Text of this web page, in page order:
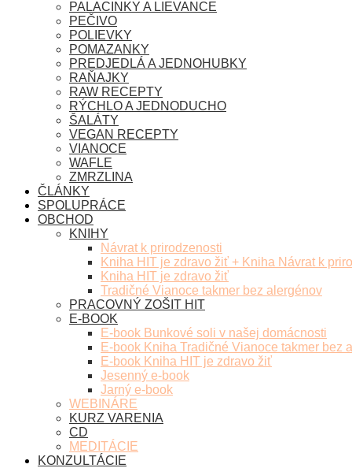
PALACINKY A LIEVANCE
PEČIVO
POLIEVKY
POMAZANKY
PREDJEDLÁ A JEDNOHUBKY
RAŇAJKY
RAW RECEPTY
RÝCHLO A JEDNODUCHO
ŠALÁTY
VEGAN RECEPTY
VIANOCE
WAFLE
ZMRZLINA
ČLÁNKY
SPOLUPRÁCE
OBCHOD
KNIHY
Návrat k prirodzenosti
Kniha HIT je zdravo žiť + Kniha Návrat k
Kniha HIT je zdravo žiť
Tradičné Vianoce takmer bez alergénov
PRACOVNÝ ZOŠIT HIT
E-BOOK
E-book Bunkové soli v našej domácnosti
E-book Kniha Tradičné Vianoce takmer bez
E-book Kniha HIT je zdravo žiť
Jesenný e-book
Jarný e-book
WEBINÁRE
KURZ VARENIA
CD
MEDITÁCIE
KONZULTÁCIE